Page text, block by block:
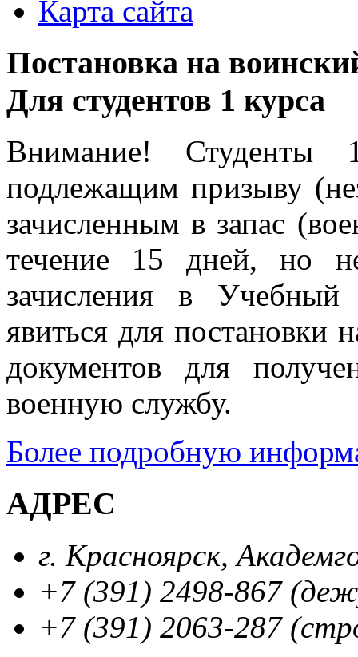
Карта сайта
Постановка на
Для студентов 1 курса
Внимание!
подлежащим призыву
зачисленным в запас
течение 15 дней, но
зачисления в
явиться для постановки
документов для
военную службу.
Более подробную
АДРЕС
г. Красноярск,
+7 (391) 2498-867
+7 (391) 2063-287